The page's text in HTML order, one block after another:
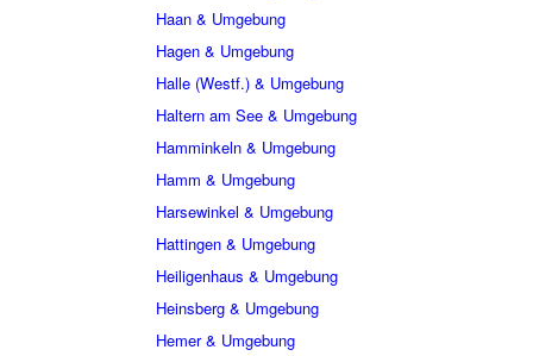
Haan & Umgebung
Hagen & Umgebung
Halle (Westf.) & Umgebung
Haltern am See & Umgebung
Hamminkeln & Umgebung
Hamm & Umgebung
Harsewinkel & Umgebung
Hattingen & Umgebung
Heiligenhaus & Umgebung
Heinsberg & Umgebung
Hemer & Umgebung